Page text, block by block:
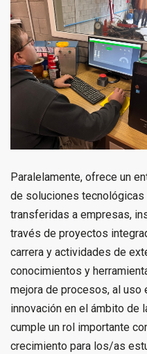
Paralelamente, ofrece un
de soluciones
transferidas a empresas,
través de proyectos
carrera y actividades de
conocimientos y
mejora de procesos, al uso
innovación en el ámbito de
cumple un rol importante
crecimiento para los/as